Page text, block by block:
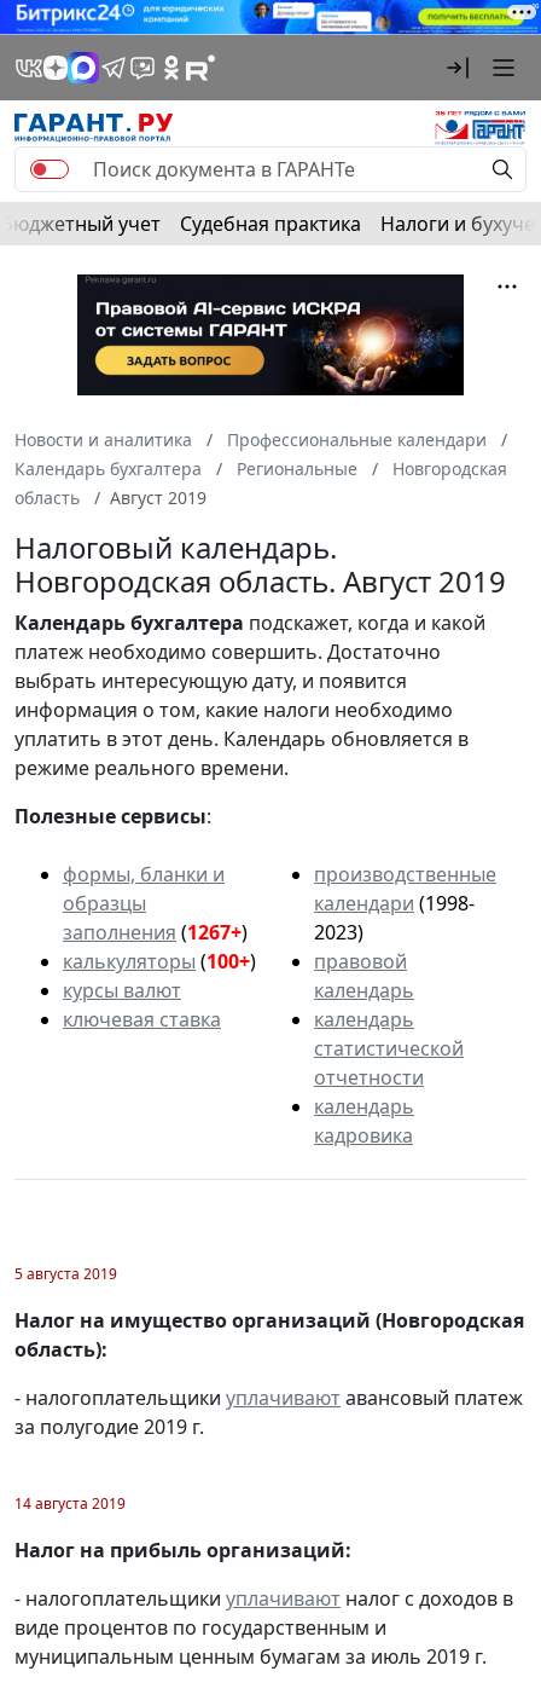
Бюджетный учет Судебная практика Налоги и
Новости и аналитика
Профессиональные календари
Календарь бухгалтера
Региональные
Новгородская
область
Август 2019
Налоговый календарь.
Новгородская область. Август 2019
Календарьбухгалтера подскажет, когда и какой
платеж необходимо совершить. Достаточно
выбрать интересующую дату, и появится
информация о том, какие налоги необходимо
уплатить в этот день. Календарь обновляется в
режиме реального времени.
Полезные сервисы:
формы, бланки и
образцы
заполнения (1267+)
калькуляторы (100+)
курсы валют
ключевая ставка
производственные
календари (1998-
2023)
правовой
календарь
календарь
статистической
отчетности
календарь
кадровика
5 августа 2019
Налог на имущество организаций (Новгородская
область):
- налогоплательщики уплачиваютавансовый платеж
за полугодие 2019 г.
14 августа 2019
Налог на прибыль организаций:
- налогоплательщики уплачивают налог с доходов в
виде процентов по государственным и
муниципальным ценным бумагам за июль 2019 г.